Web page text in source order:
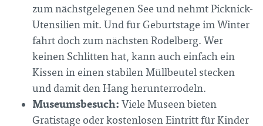
zum nächstgelegenen See und nehmt Picknick-
Utensilien mit. Und für Geburtstage im Winter
fahrt doch zum nächsten Rodelberg. Wer
keinen Schlitten hat, kann auch einfach ein
Kissen in einen stabilen Müllbeutel stecken
und damit den Hang herunterrodeln.
Museumsbesuch: Viele Museen bieten
Gratistage oder kostenlosen Eintritt für Kinder